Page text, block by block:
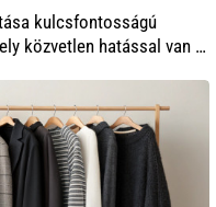
kulcsfontosságú
közvetlen hatással van a